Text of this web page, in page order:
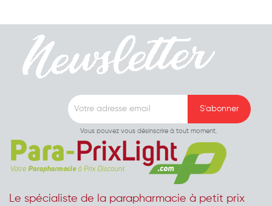
Vous pouvez vous désinscrire à tout moment.
Le spécialiste de la parapharmacie à petit prix